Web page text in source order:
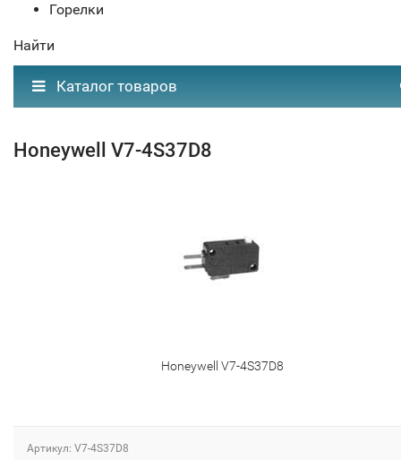
Горелки
Найти
Каталог товаров
Honeywell V7-4S37D8
Honeywell V7-4S37D8
Артикул: V7-4S37D8